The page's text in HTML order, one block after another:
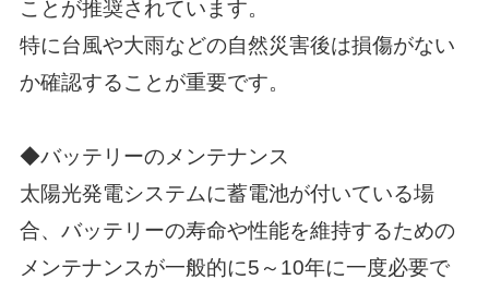
ことが推奨されています。
特に台風や大雨などの自然災害後は損傷がない
か確認することが重要です。
◆バッテリーのメンテナンス
太陽光発電システムに蓄電池が付いている場
合、バッテリーの寿命や性能を維持するための
メンテナンスが一般的に5～10年に一度必要で